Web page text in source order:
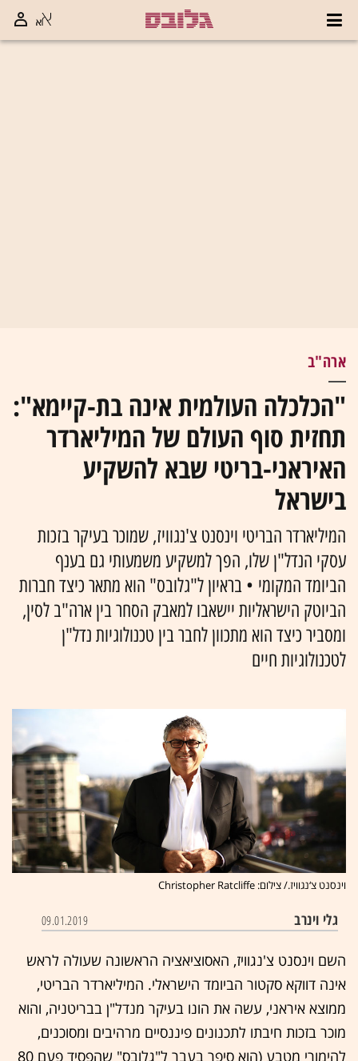
ארה"ב
"הכלכלה העולמית אינה בת-קיימא":
תחזית סוף העולם של המיליארדר
האיראני-בריטי שבא להשקיע
בישראל
המיליארדר הבריטי וינסנט צ'נגוויז, שמוכר בעיקר בזכות
עסקי הנדל"ן שלו, הפך למשקיע משמעותי גם בענף
הביומד המקומי • בראיון ל"גלובס" הוא מתאר כיצד חברות
הביוטק הישראליות יישאבו למאבק הסחר בין ארה"ב לסין,
ומסביר כיצד הוא מתכוון לחבר בין טכנולוגיות נדל"ן
לטכנולוגיות חיים
וינסנט צ‘נגוויז./ צילום: Christopher Ratcliffe
גלי וינרב 09.01.2019
השם וינסנט צ'נגוויז, האסוציאציה הראשונה שעולה לראש
אינה דווקא סקטור הביומד הישראלי. המיליארדר הבריטי,
ממוצא איראני, עשה את הונו בעיקר מנדל"ן בבריטניה, והוא
מוכר בזכות חיבתו לתכנונים פיננסיים מרהיבים ומסוכנים,